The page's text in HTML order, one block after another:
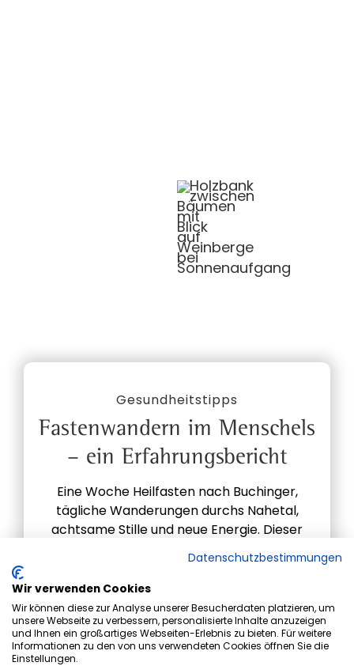
Gesundheitstipps
Fastenwandern im Menschels
– ein Erfahrungsbericht
Eine Woche Heilfasten nach Buchinger,
tägliche Wanderungen durchs Nahetal,
achtsame Stille und neue Energie. Dieser
Erfahrungsbericht zeigt, wie tiefgreifend
Fastenwandern wirken kann.
Artikel lesen
Datenschutzbestimmungen
Wir verwenden Cookies
Wir können diese zur Analyse unserer Besucherdaten platzieren, um
unsere Webseite zu verbessern, personalisierte Inhalte anzuzeigen
und Ihnen ein großartiges Webseiten-Erlebnis zu bieten. Für weitere
Informationen zu den von uns verwendeten Cookies öffnen Sie die
Einstellungen.